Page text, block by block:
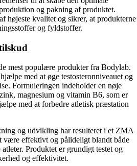
og pakning af produktet.
højeste kvalitet og sikrer, at produkterne
og fyldstoffer.
mest populære produkter fra Bodylab.
med at øge testosteronniveauet og
Formuleringen indeholder en nøje
magnesium og vitamin B6, som er
med at forbedre atletisk præstation
og udvikling har resulteret i et ZMA
være effektivt og pålideligt blandt både
Produktet er grundigt testet og
og effektivitet.